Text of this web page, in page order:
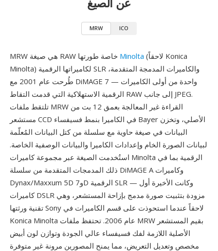
MRW ICO
Minolta (لاحقاً Konica
Minolta) لكاميراتها الرقمية SLR والكاميرات المدمجة المتقدمة،
طُرحت عام 2001 مع DiMAGE 7 — واحدة من أولى الكاميرات
الرقمية الاستهلاكية التي قدمت التقاط RAW إلى جانب JPEG.
تلتقط ملفات MRW القراءة غير المعالجة بعمق 12 بت من
مستشعر CCD في الكاميرا بنمط فسيفساء Bayer الأصلي، وتخزن
البيانات في صيغة حاوية مع سلسلة من كتل البيانات المُعلّمة
لبيانات الصورة الخام وإعدادات الكاميرا والبيانات الوصفية الخاصة.
استُخدمت الصيغة عبر مجموعة كاميرات Minolta الرقمية بما في
ذلك المدمجات المتقدمة من سلسلة DiMAGE A وكاميرات
Dynax/Maxxum 5D و7D الرقمية SLR — وكانت الأخيرة أول
كاميرات DSLR مزودة بتثبيت صورة مدمج بإزاحة المستشعر، وهي
تقنية ورثتها Sony لاحقاً عندما استحوذت على قسم الكاميرات في
Konica Minolta عام 2006. تحتفظ ملفات MRW بقيم المستشعر
الأصلية اللازمة لفك فسيفساء عالي الجودة وتوازن لون أبيض
مخصص وتعديل التعريض، مما يمنح المصورين مرونة غير متوفرة